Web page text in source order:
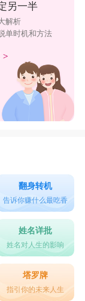
另一半
解析
单时机和方法
翻身转机
告诉你赚什么最吃香
姓名详批
姓名对人生的影响
塔罗牌
指引你的未来人生